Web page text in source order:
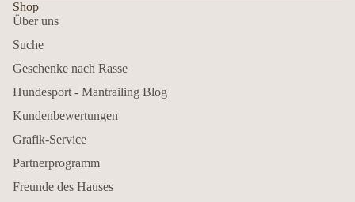
Shop
Über uns
Suche
Geschenke nach Rasse
Hundesport - Mantrailing Blog
Kundenbewertungen
Grafik-Service
Partnerprogramm
Freunde des Hauses